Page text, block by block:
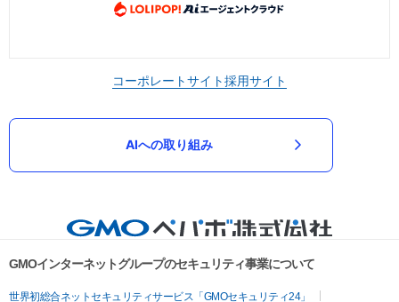
コーポレートサイト採用サイト
AIへの取り組み
GMOインターネットグループのセキュリティ事業について
世界初総合ネットセキュリティサービス「GMOセキュリティ24」